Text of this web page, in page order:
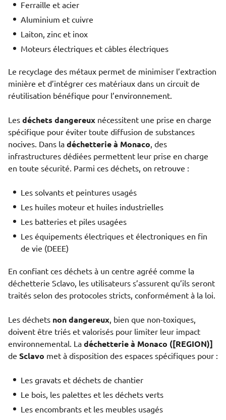
Ferraille et acier
Aluminium et cuivre
Laiton, zinc et inox
Moteurs électriques et câbles électriques
Le recyclage des métaux permet de minimiser l’extraction
minière et d’intégrer ces matériaux dans un circuit de
réutilisation bénéfique pour l’environnement.
Les déchets dangereux nécessitent une prise en charge
spécifique pour éviter toute diffusion de substances
nocives. Dans la déchetterie à Monaco, des
infrastructures dédiées permettent leur prise en charge
en toute sécurité. Parmi ces déchets, on retrouve :
Les solvants et peintures usagés
Les huiles moteur et huiles industrielles
Les batteries et piles usagées
Les équipements électriques et électroniques en fin
de vie (DEEE)
En confiant ces déchets à un centre agréé comme la
déchetterie Sclavo, les utilisateurs s’assurent qu’ils seront
traités selon des protocoles stricts, conformément à la loi.
Les déchets non dangereux, bien que non-toxiques,
doivent être triés et valorisés pour limiter leur impact
environnemental. La déchetterie à Monaco ([REGION)]
de Sclavo met à disposition des espaces spécifiques pour :
Les gravats et déchets de chantier
Le bois, les palettes et les déchets verts
Les encombrants et les meubles usagés